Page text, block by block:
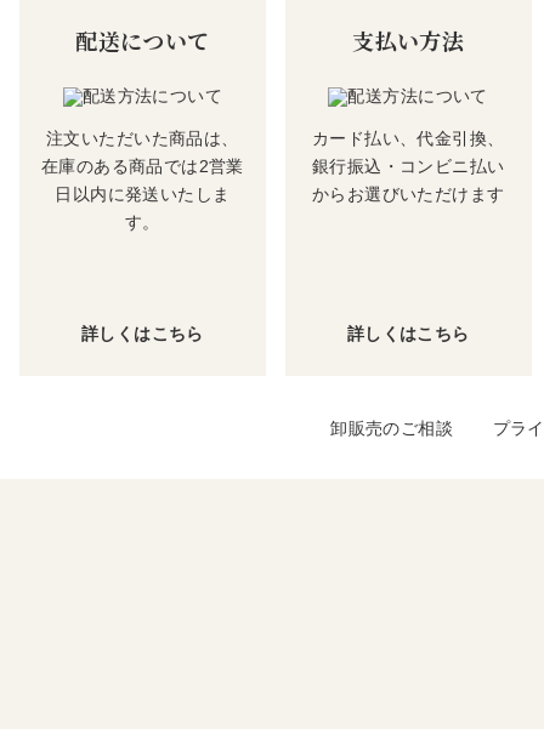
配送について
注文いただいた商品は、
在庫のある商品では2営業
日以内に発送いたしま
す。
詳しくはこちら
支払い方法
カード払い、代金引換、
銀行振込・コンビニ払い
からお選びいただけます
詳しくはこちら
卸販売のご相談 プラ